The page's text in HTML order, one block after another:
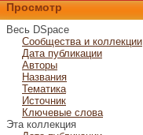
Просмотр
Весь DSpace
Сообщества и коллекции
Дата публикации
Авторы
Названия
Тематика
Источник
Ключевые слова
Эта коллекция